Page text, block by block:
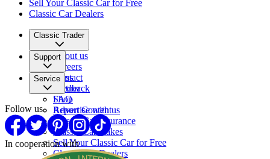
Sell Your Classic Car for Free
Classic Car Dealers
Classic Trader
About us
Careers
Press
Partner
Support
Contact
Feedback
FAQ
Report Content
Service
Shop
Advertise with us
Classic Car Insurance
Classic Car makes
Sell Your Classic Car for Free
Classic Car Dealers
Follow us
In cooperation with